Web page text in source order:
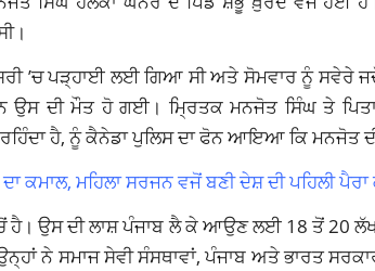
’ਚ ਪੜ੍ਹਾਈ ਲਈ ਗਿਆ ਸੀ ਅਤੇ ਸੋਮਵਾਰ ਨੂੰ ਸਵੇਰੇ
ਉਸ ਦੀ ਮੌਤ ਹੋ ਗਈ। ਮ੍ਰਿਤਕ ਮਨਜੋਤ ਸਿੰਘ ਤੇ
ਰਹਿੰਦਾ ਹੈ, ਨੂੰ ਕੈਨੇਡਾ ਪੁਲਿਸ ਦਾ ਫੋਨ ਆਇਆ ਕਿ ਮਨਜੋਤ
ਕਮਾਲ, ਮਹਿਲਾ ਸਰਜਨ ਵਜੋਂ ਬਣੀ ਦੇਸ਼ ਦੀ ਪਹਿਲੀ
ਹੈ। ਉਸ ਦੀ ਲਾਸ਼ ਪੰਜਾਬ ਲੈ ਕੇ ਆਉਣ ਲਈ 18 ਤੋਂ
ਨੇ ਸਮਾਜ ਸੇਵੀ ਸੰਸਥਾਵਾਂ, ਪੰਜਾਬ ਅਤੇ ਭਾਰਤ